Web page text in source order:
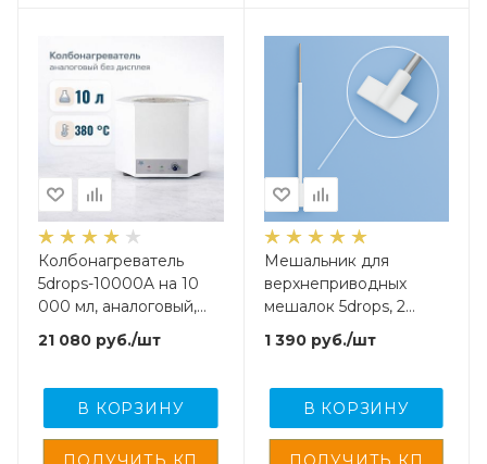
Колбонагреватель
5drops-10000A на 10
000 мл, аналоговый,
без дисплея
21 080 руб./шт
В КОРЗИНУ
Мешальник для
верхнеприводных
мешалок 5drops, 2
лопасти, нержавеющая
сталь с
1 390руб./шт
В КОРЗИНУ